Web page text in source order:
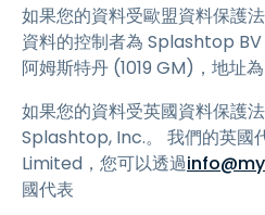
如果您的資料受歐盟資料保護
資料的控制者為 Splashtop
阿姆斯特丹 (1019 GM)，地址
如果您的資料受英國資料保護
Splashtop, Inc.。 我們的英國
Limited，您可以透過
國代表